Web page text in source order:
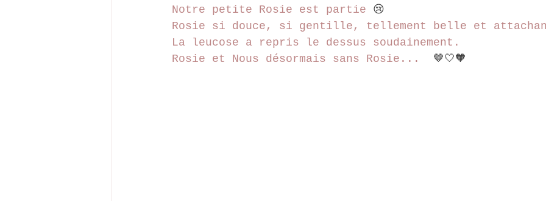
Notre petite Rosie est partie 😢
Rosie si douce, si gentille, tellement belle et
La leucose a repris le dessus soudainement.
Rosie et Nous désormais sans Rosie... 🤎🤍🧡